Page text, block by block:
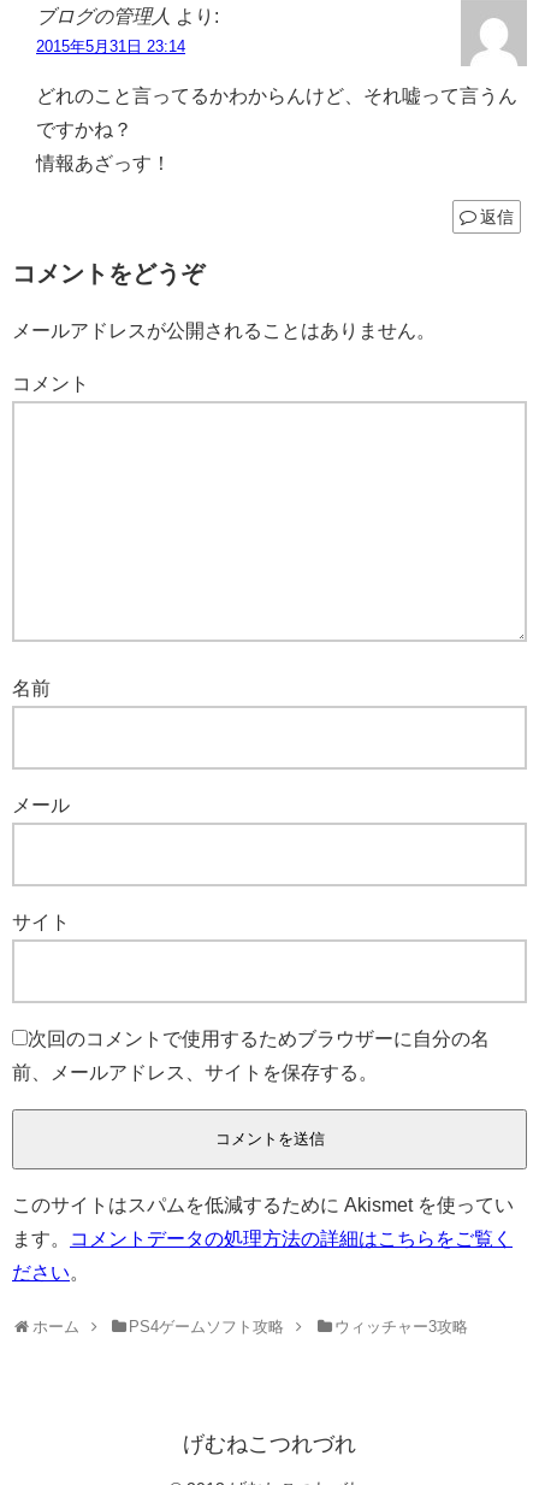
ブログの管理人 より:
2015年5月31日 23:14
どれのこと言ってるかわからんけど、それ嘘って言うん
ですかね？
情報あざっす！
返信
コメントをどうぞ
メールアドレスが公開されることはありません。
コメント
名前
メール
サイト
次回のコメントで使用するためブラウザーに自分の名
前、メールアドレス、サイトを保存する。
このサイトはスパムを低減するために Akismet を使ってい
ます。
コメントデータの処理方法の詳細はこちらをご覧く
ださい。
ホーム PS4ゲームソフト攻略 ウィッチャー3攻略
げむねこつれづれ